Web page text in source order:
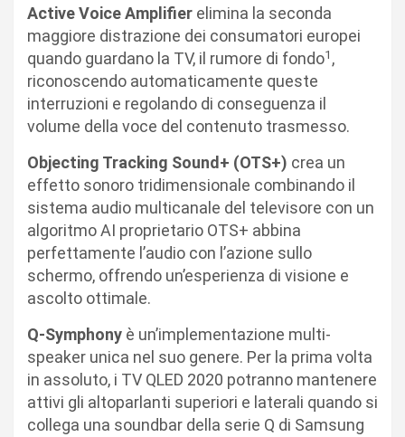
Active Voice Amplifier elimina la seconda
maggiore distrazione dei consumatori europei
quando guardano la TV, il rumore di fondo1 ,
riconoscendo automaticamente queste
interruzioni e regolando di conseguenza il
volume della voce del contenuto trasmesso.
Objecting Tracking Sound+ (OTS+) crea un
effetto sonoro tridimensionale combinando il
sistema audio multicanale del televisore con un
algoritmo AI proprietario OTS+ abbina
perfettamente l’audio con l’azione sullo
schermo, offrendo un’esperienza di visione e
ascolto ottimale.
Q-Symphony è un’implementazione multi-
speaker unica nel suo genere. Per la prima volta
in assoluto, i TV QLED 2020 potranno mantenere
attivi gli altoparlanti superiori e laterali quando si
collega una soundbar della serie Q di Samsung